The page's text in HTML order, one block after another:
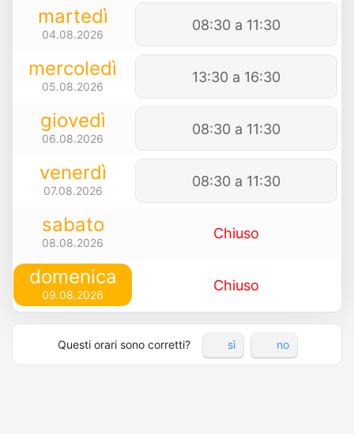
martedì
04.08.2026
08:30 a 11:30
mercoledì
05.08.2026
13:30 a 16:30
giovedì
06.08.2026
08:30 a 11:30
venerdì
07.08.2026
08:30 a 11:30
sabato
08.08.2026
Chiuso
domenica
09.08.2026
Chiuso
Questi orari sono corretti? sì no